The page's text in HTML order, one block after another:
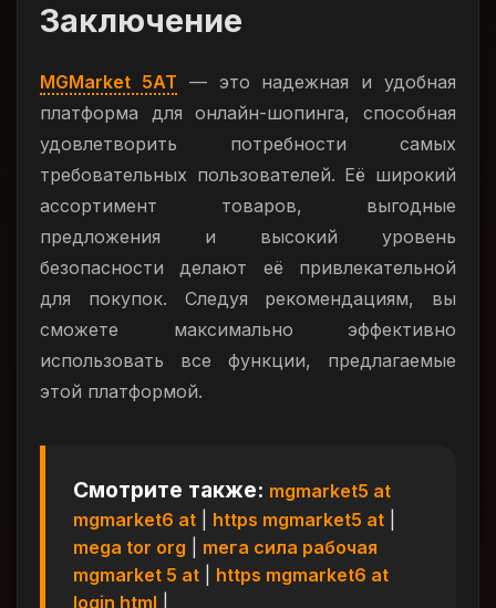
Заключение
MGMarket 5AT — это надежная и удобная
платформа для онлайн-шопинга, способная
удовлетворить потребности самых
требовательных пользователей. Её широкий
ассортимент товаров, выгодные
предложения и высокий уровень
безопасности делают её привлекательной
для покупок. Следуя рекомендациям, вы
сможете максимально эффективно
использовать все функции, предлагаемые
этой платформой.
Смотрите также: mgmarket5 at
mgmarket6 at
https mgmarket5 at
mega tor org
meга сила рабочая
mgmarket 5 at
https mgmarket6 at
login html